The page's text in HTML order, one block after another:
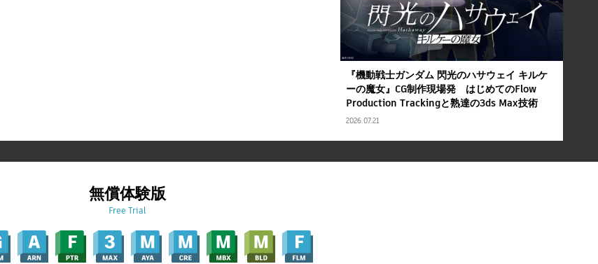
『機動戦士ガンダム 閃光のハサウェイ キルケ
ーの魔女』CG制作現場発 はじめてのFlow
Production Trackingと熟達の3ds Max技術
2026.07.21
無償体験版
Free Trial